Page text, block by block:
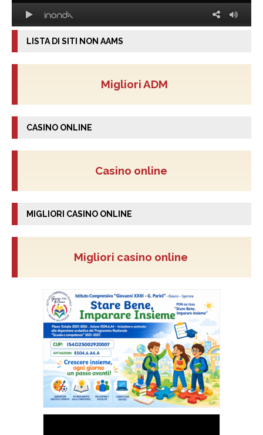
LISTA DI SITI NON AAMS
Migliori ADM
CASINO ONLINE
Casino online
MIGLIORI CASINO ONLINE
Migliori casino online